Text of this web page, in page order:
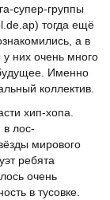
супер-группы
тогда ещё
а в
них очень много
Именно
коллектив.
хип-хопа.
в лос-
мирового
ребята
очень
в тусовке.